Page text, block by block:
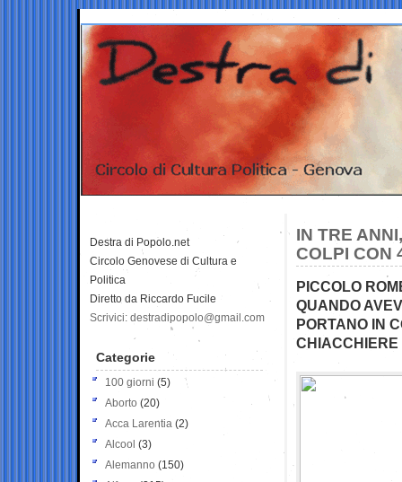
IN TRE
COLPI CON
PICCOLO
QUANDO
PORTANO IN
CHIACCHIERE
Destra di Popolo.net
Circolo Genovese di Cultura e
Politica
Diretto da Riccardo Fucile
Scrivici: destradipopolo@gmail.com
Categorie
100 giorni (5)
Aborto (20)
Acca Larentia (2)
Alcool (3)
Alemanno (150)